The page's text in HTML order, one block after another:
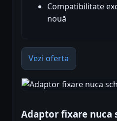
Compatibilitate
nouă
Vezi oferta
Adaptor fixare nuca